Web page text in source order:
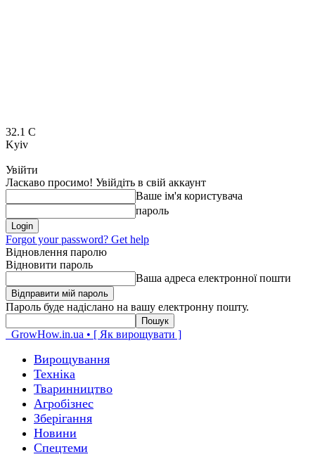
32.1 C
Kyiv
Увійти
Ласкаво просимо! Увійдіть в свій аккаунт
Ваше ім'я користувача
пароль
Forgot your password? Get help
Відновлення паролю
Відновити пароль
Ваша адреса електронної пошти
Пароль буде надіслано на вашу електронну пошту.
GrowHow.in.ua • [ Як вирощувати ]
Вирощування
Техніка
Тваринництво
Агробізнес
Зберігання
Новини
Спецтеми